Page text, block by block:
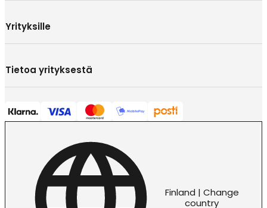
Yrityksille
Tietoa yrityksestä
Finland | Change
country